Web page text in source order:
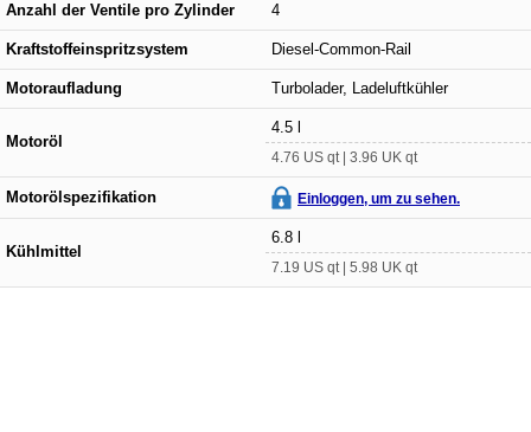
Anzahl der Ventile pro Zylinder 4
Kraftstoffeinspritzsystem Diesel-Common-Rail
Motoraufladung Turbolader, Ladeluftkühler
Motoröl
4.5 l
4.76 US qt | 3.96 UK qt
Motorölspezifikation Einloggen, um zu sehen.
Kühlmittel
6.8 l
7.19 US qt | 5.98 UK qt